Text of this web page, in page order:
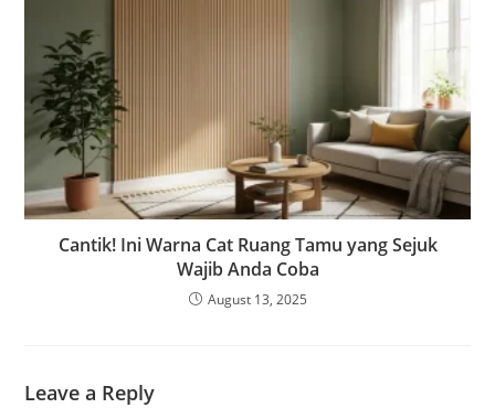
Cantik! Ini Warna Cat Ruang Tamu yang Sejuk
Wajib Anda Coba
August 13, 2025
Leave a Reply